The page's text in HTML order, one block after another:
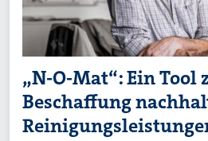
„N-O-Mat“: Ein Tool
Beschaffung